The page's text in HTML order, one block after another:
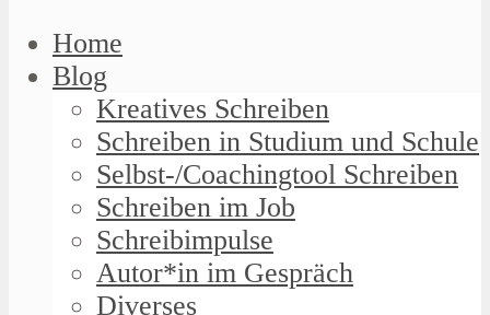
Home
Blog
Kreatives Schreiben
Schreiben in Studium und Schule
Selbst-/Coachingtool Schreiben
Schreiben im Job
Schreibimpulse
Autor*in im Gespräch
Diverses